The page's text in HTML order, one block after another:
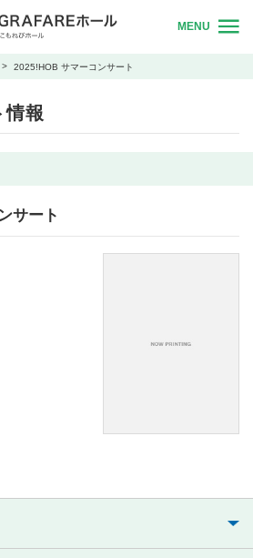
MENU
2025!HOB サマーコンサート
情報
サート